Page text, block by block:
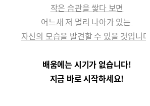
작은 습관을 쌓다 보면
어느새 저 멀리 나아가 있는
자신의 모습을 발견할 수 있을 것입니
배움에는 시기가 없습니다!
지금 바로 시작하세요!